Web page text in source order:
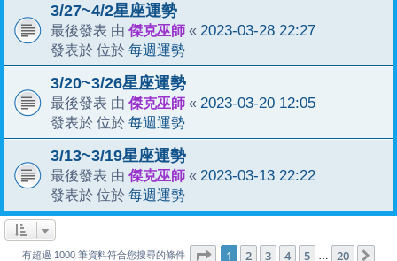
3/27~4/2星座運勢
最後發表 由 傑克巫師 « 2023-03-28 22:27
發表於 位於 每週運勢
3/20~3/26星座運勢
最後發表 由 傑克巫師 « 2023-03-20 12:05
發表於 位於 每週運勢
3/13~3/19星座運勢
最後發表 由 傑克巫師 « 2023-03-13 22:22
發表於 位於 每週運勢
有超過 1000 筆資料符合您搜尋的條件 第1 頁 (共 20頁)
1 2 3 4 5 20